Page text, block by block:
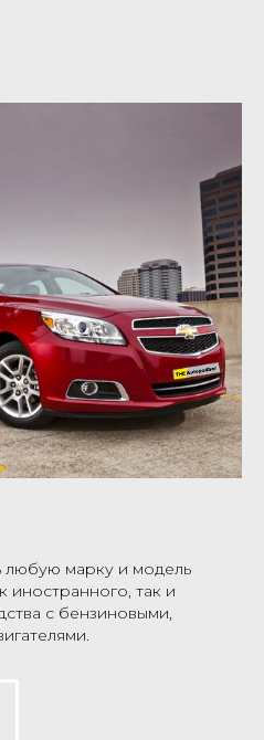
любую марку и модель
иностранного, так и
с бензиновыми,